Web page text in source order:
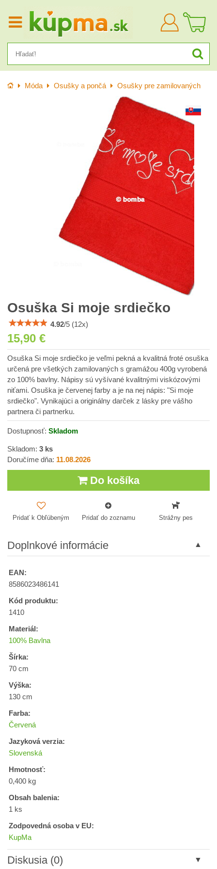
Prihlásiť
sa
Úvod Móda Osušky a pončá Osušky pre zamilovaných
Osuška Si moje srdiečko
4.92/5 (12x)
15,90 €
Osuška Si moje srdiečko je veľmi pekná a kvalitná froté osuška
určená pre všetkých zamilovaných s gramážou 400g vyrobená
zo 100% bavlny. Nápisy sú vyšívané kvalitnými viskózovými
niťami. Osuška je červenej farby a je na nej nápis: "Si moje
srdiečko". Vynikajúci a originálny darček z lásky pre vášho
partnera či partnerku.
Dostupnosť: Skladom
Skladom: 3 ks
Doručíme dňa: 11.08.2026
Do košíka
Pridať k Obľúbeným Pridať do zoznamu Strážny pes
Doplnkové informácie
EAN:
8586023486141
Kód produktu:
1410
Materiál:
100% Bavlna
Šírka:
70 cm
Výška:
130 cm
Farba:
Červená
Jazyková verzia:
Slovenská
Hmotnosť:
0,400 kg
Obsah balenia:
1 ks
Zodpovedná osoba v EU:
KupMa
Diskusia (0)